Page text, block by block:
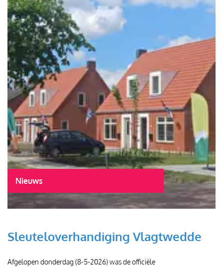
Nieuws
Sleuteloverhandiging Vlagtwedde
Afgelopen donderdag (8-5-2026) was de officiële